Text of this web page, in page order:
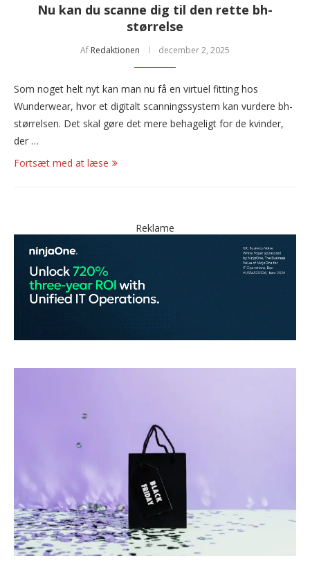
Nu kan du scanne dig til den rette bh-
størrelse
Af Redaktionen december 2, 2025
Som noget helt nyt kan man nu få en virtuel fitting hos
Wunderwear, hvor et digitalt scanningssystem kan vurdere bh-
størrelsen. Det skal gøre det mere behageligt for de kvinder,
der …
Fortsæt med at læse
Reklame